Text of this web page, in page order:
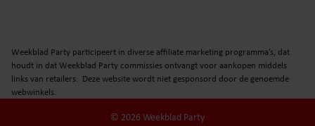
Weekblad Party participeert in diverse affiliate marketing programma’s, dat
houdt in dat Weekblad Party commissies ontvangt voor aankopen middels
links van retailers. Deze website wordt niet gesponsord door de genoemde
webwinkels.
© 2026 Weekblad Party